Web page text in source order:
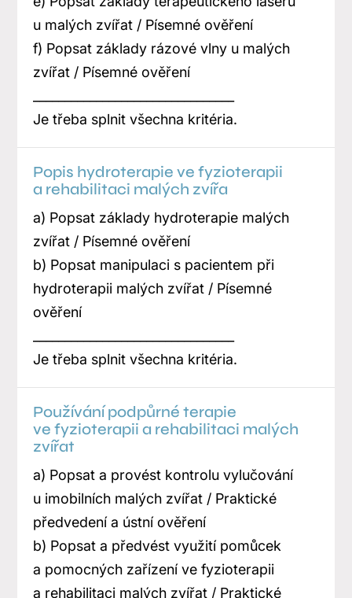
u malých zvířat / Písemné ověření
f) Popsat základy rázové vlny u malých
zvířat / Písemné ověření
Je třeba splnit všechna kritéria.
Popis hydroterapie ve fyzioterapii
a rehabilitaci malých zvířa
a) Popsat základy hydroterapie malých
zvířat / Písemné ověření
b) Popsat manipulaci s pacientem při
hydroterapii malých zvířat / Písemné
ověření
Je třeba splnit všechna kritéria.
Používání podpůrné terapie
ve fyzioterapii a rehabilitaci malých
zvířat
a) Popsat a provést kontrolu vylučování
u imobilních malých zvířat / Praktické
předvedení a ústní ověření
b) Popsat a předvést využití pomůcek
a pomocných zařízení ve fyzioterapii
a rehabilitaci malých zvířat / Praktické